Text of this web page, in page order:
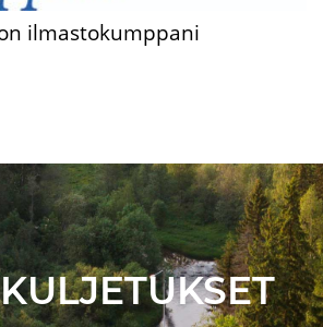
ilmastokumppani